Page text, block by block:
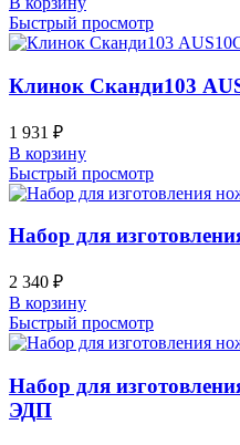
Быстрый просмотр
Клинок Сканди103
1 931 ₽
В корзину
Быстрый просмотр
Набор для
2 340 ₽
В корзину
Быстрый просмотр
Набор для
ЭДП